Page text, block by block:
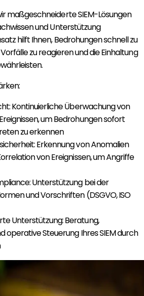
maßgeschneiderte SIEM-Lösungen
und Unterstützung
hilft Ihnen, Bedrohungen schnell zu
zu reagieren und die Einhaltung
Kontinuierliche Überwachung von
um Bedrohungen sofort
zu erkennen
Erkennung von Anomalien
von Ereignissen, um Angriffe
Unterstützung bei der
und Vorschriften (DSGVO, ISO
Unterstützung: Beratung,
operative Steuerung Ihres SIEM durch